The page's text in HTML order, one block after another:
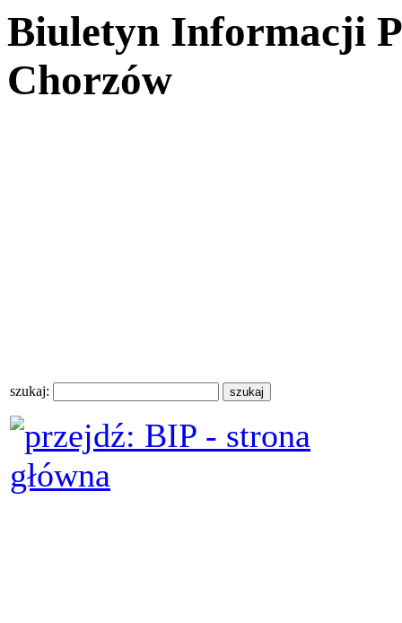
Biuletyn Informacji
Chorzów
szukaj: